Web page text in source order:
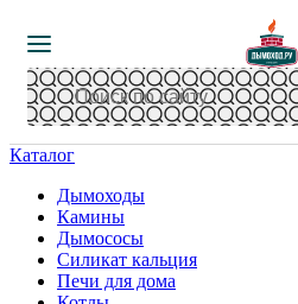
Каталог
Дымоходы
Камины
Дымососы
Силикат кальция
Печи для дома